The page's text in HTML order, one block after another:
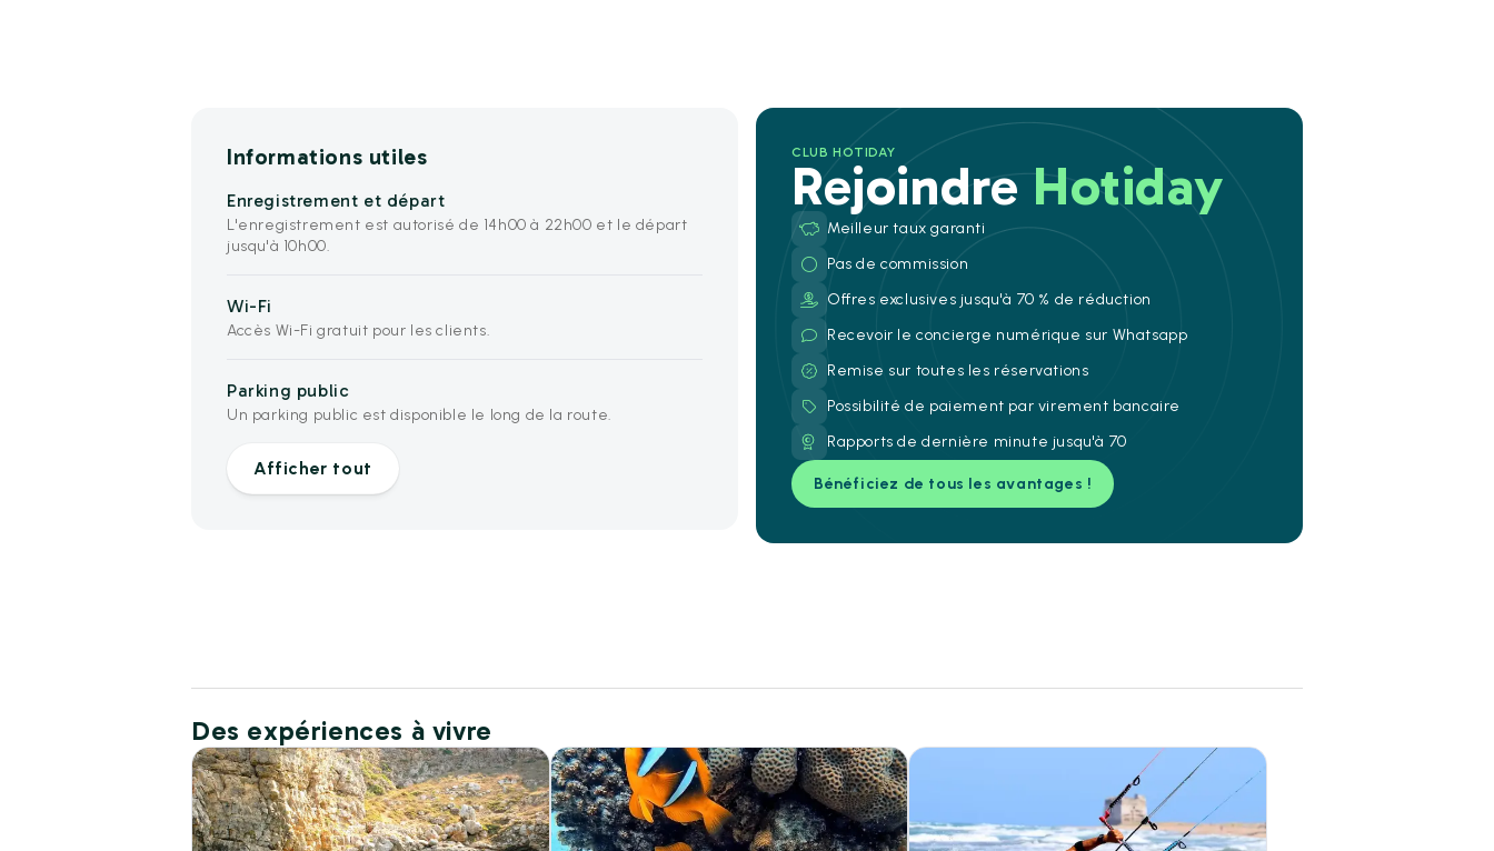
Informations utiles
Enregistrement et départ
L'enregistrement est autorisé de 14h00 à 22h00 et le départ
jusqu'à 10h00.
Wi-Fi
Accès Wi-Fi gratuit pour les clients.
Parking public
Un parking public est disponible le long de la route.
Afficher tout
CLUB HOTIDAY
RejoindreHotiday
Meilleur taux garanti
Pas de commission
Offres exclusives jusqu'à 70 % de réduction
Recevoir le concierge numérique sur Whatsapp
Remise sur toutes les réservations
Possibilité de paiement par virement bancaire
Rapports de dernière minute jusqu'à 70
Bénéficiez de tous les avantages !
Des expériences à vivre